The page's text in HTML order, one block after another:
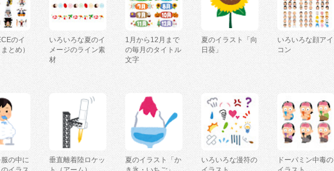
のイ
とめ）
いろいろな夏のイ
メージのライン素
材
1月から12月まで
の毎月のタイトル
文字
夏のイラスト「向
日葵」
いろいろな顔アイ
コン
の中に
垂直離着陸ロケッ
夏のイラスト「か
いろいろな漫符の
ドーパミン中毒の